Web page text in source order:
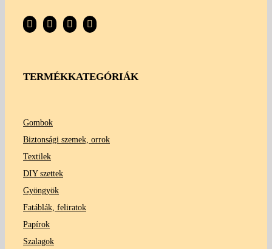
TERMÉKKATEGÓRIÁK
Gombok
Biztonsági szemek, orrok
Textilek
DIY szettek
Gyöngyök
Fatáblák, feliratok
Papírok
Szalagok